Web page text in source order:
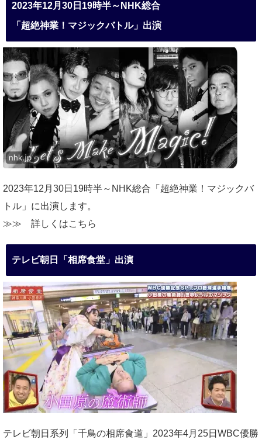
2023年12月30日19時半～NHK総合
「超絶神業！マジックバトル」出演
2023年12月30日19時半～NHK総合「超絶神業！マジックバ
トル」に出演します。
≫≫ 詳しくはこちら
テレビ朝日「相席食堂」出演
テレビ朝日系列「千鳥の相席食道」2023年4月25日WBC優勝